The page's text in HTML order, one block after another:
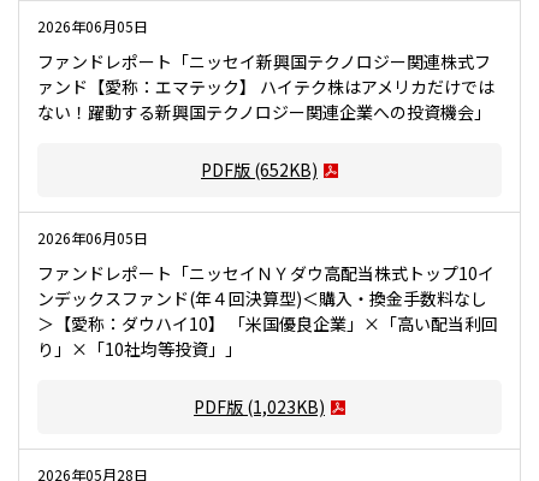
2026年06月05日
ファンドレポート「ニッセイ新興国テクノロジー関連株式フ
ァンド【愛称：エマテック】 ハイテク株はアメリカだけでは
ない！躍動する新興国テクノロジー関連企業への投資機会」
PDF版 (652KB)
2026年06月05日
ファンドレポート「ニッセイＮＹダウ高配当株式トップ10イ
ンデックスファンド(年４回決算型)＜購入・換金手数料なし
＞【愛称：ダウハイ10】 「米国優良企業」×「高い配当利回
り」×「10社均等投資」」
PDF版 (1,023KB)
2026年05月28日